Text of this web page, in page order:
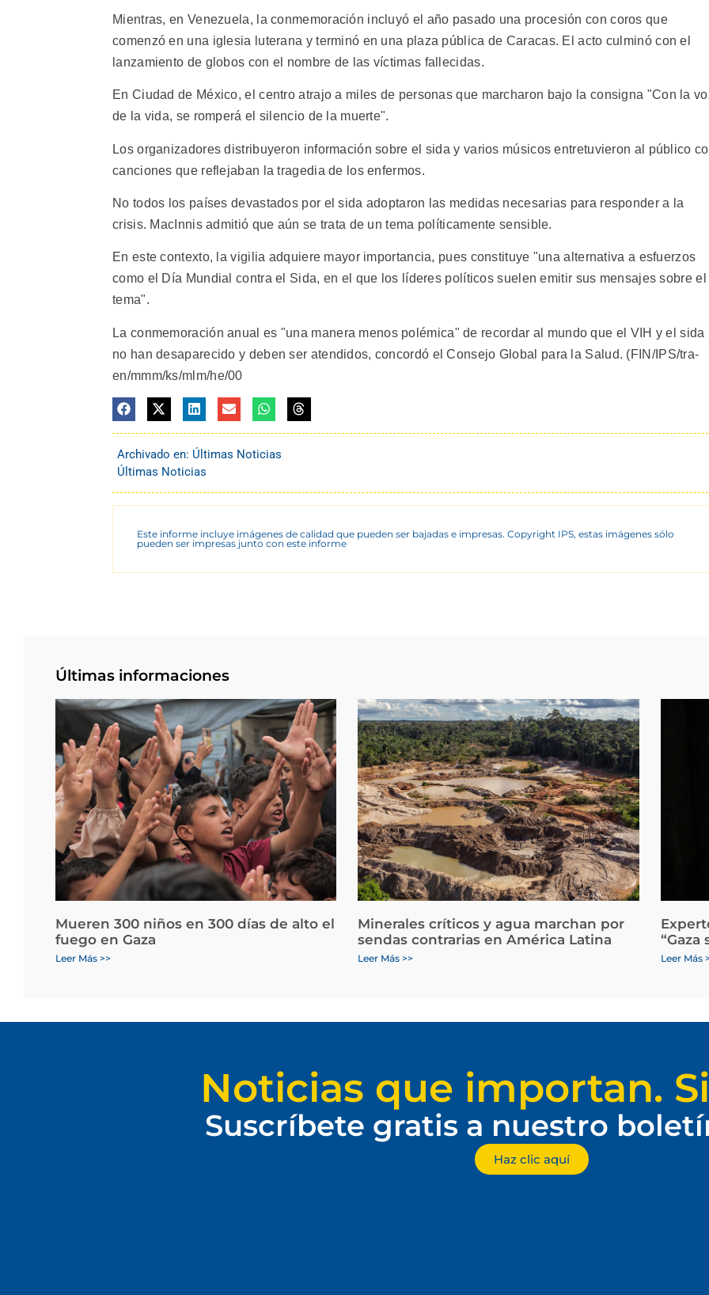
Mientras, en Venezuela, la conmemoración incluyó el año pasado una procesión con coros que
comenzó en una iglesia luterana y terminó en una plaza pública de Caracas. El acto culminó con el
lanzamiento de globos con el nombre de las víctimas fallecidas.
En Ciudad de México, el centro atrajo a miles de personas que marcharon bajo la consigna "Con la
de la vida, se romperá el silencio de la muerte".
Los organizadores distribuyeron información sobre el sida y varios músicos entretuvieron al público
canciones que reflejaban la tragedia de los enfermos.
No todos los países devastados por el sida adoptaron las medidas necesarias para responder a la
crisis. MacInnis admitió que aún se trata de un tema políticamente sensible.
En este contexto, la vigilia adquiere mayor importancia, pues constituye "una alternativa a esfuerzos
como el Día Mundial contra el Sida, en el que los líderes políticos suelen emitir sus mensajes sobre el
tema".
La conmemoración anual es "una manera menos polémica" de recordar al mundo que el VIH y el sida
no han desaparecido y deben ser atendidos, concordó el Consejo Global para la Salud. (FIN/IPS/tra-
en/mmm/ks/mlm/he/00
Archivado en: Últimas Noticias
Últimas Noticias
Este informe incluye imágenes de calidad que pueden ser bajadas e impresas. Copyright IPS, estas imágenes sólo
pueden ser impresas junto con este informe
Últimas informaciones
Mueren 300 niños en 300 días de alto el
fuego en Gaza
Leer Más >>
Minerales críticos y agua marchan por
sendas contrarias en América Latina
Leer Más >>
“Gaza
Leer Más
Noticias que importan.
Suscríbete gratis a nuestro
Haz clic aquí